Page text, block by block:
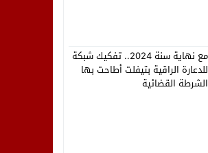
مع نهاية سنة 2024.. تفكيك شبكة
للدعارة الراقية بتيفلت أطاحت بها
الشرطة القضائية